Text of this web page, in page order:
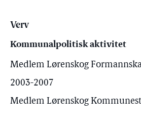
Verv
Kommunalpolitisk aktivitet
Medlem Lørenskog
2003-2007
Medlem Lørenskog